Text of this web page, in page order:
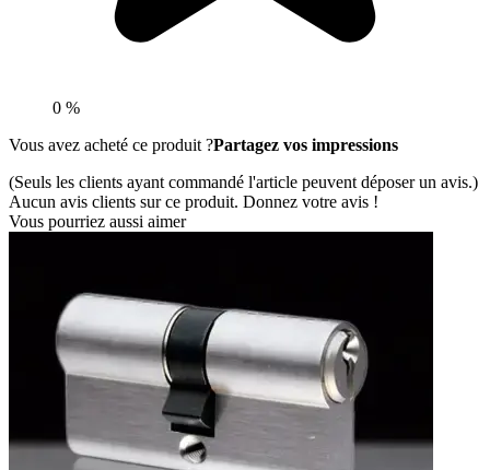
0 %
Vous avez acheté ce produit ?Partagez vos impressions
(Seuls les clients ayant commandé l'article peuvent déposer un avis.)
Aucun avis clients sur ce produit. Donnez votre avis !
Vous pourriez aussi aimer